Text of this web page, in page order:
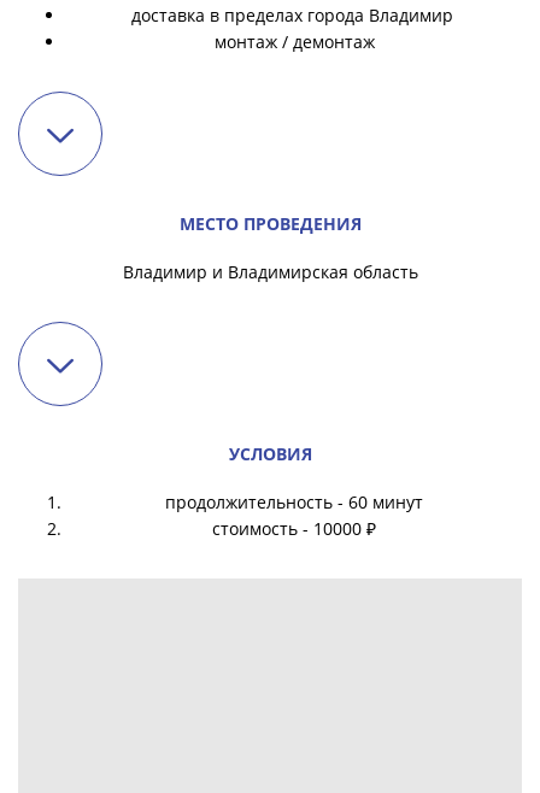
доставка в пределах города Владимир
монтаж / демонтаж
МЕСТО ПРОВЕДЕНИЯ
Владимир и Владимирская область
УСЛОВИЯ
продолжительность - 60 минут
стоимость - 10000 ₽